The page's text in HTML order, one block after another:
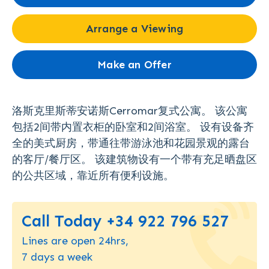
Arrange a Viewing
Make an Offer
洛斯克里斯蒂安诺斯Cerromar复式公寓。 该公寓
包括2间带内置衣柜的卧室和2间浴室。 设有设备齐
全的美式厨房，带通往带游泳池和花园景观的露台
的客厅/餐厅区。 该建筑物设有一个带有充足晒盘区
的公共区域，靠近所有便利设施。
Call Today +34 922 796 527
Lines are open 24hrs,
7 days a week